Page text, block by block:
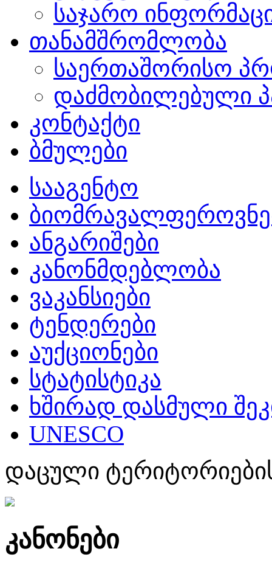
საჯარო
თანამშრომლობა
საერთაშორისო
დაძმობილებული
კონტაქტი
ბმულები
სააგენტო
ანგარიშები
კანონმდებლობა
ვაკანსიები
ტენდერები
აუქციონები
სტატისტიკა
ხშირად დასმული
UNESCO
დაცული
კანონები